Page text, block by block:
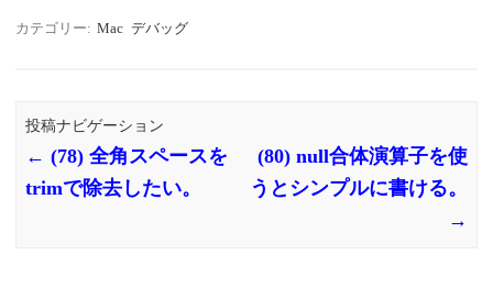
カテゴリー: Mac デバッグ
投稿ナビゲーション
← (78) 全角スペースを
trimで除去したい。
(80) null合体演算子を使
うとシンプルに書ける。
→